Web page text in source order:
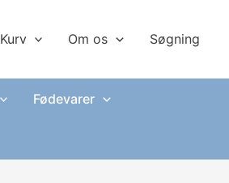
Kurv Om os Søgning
Fødevarer